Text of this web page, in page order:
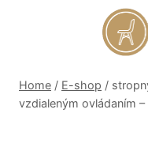
Home / E-shop /
vzdialeným ovládaním –